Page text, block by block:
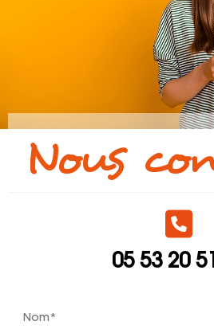
Nous
05 53 20